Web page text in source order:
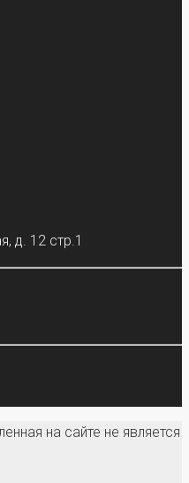
д. 12 стр.1
на сайте не является